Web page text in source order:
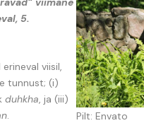
Pilt: Envato
5.
viisil,
tunnust; (i)
duhkha, ja (iii)
.